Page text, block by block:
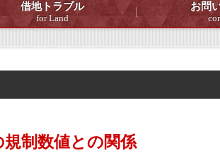
借地トラブル
for Land
お問
制数値との関係